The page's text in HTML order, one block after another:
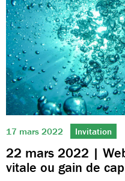
17 mars 2022 Invitation
22 mars 2022 |
vitale ou gain de